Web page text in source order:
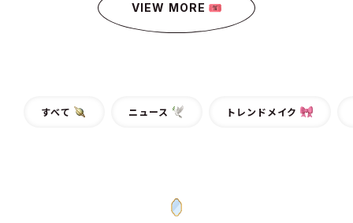
VIEW MORE
すべて ニュース トレンドメイク